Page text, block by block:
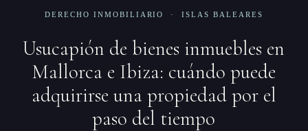
DERECHO INMOBILIARIO · ISLAS BALEARES
Usucapión de bienes inmuebles en
Mallorca e Ibiza: cuándo puede
adquirirse una propiedad por el
paso del tiempo